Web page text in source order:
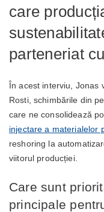
care
parteneriat
În acest interviu, Jonas
Rosti, schimbările din
care ne consolidează
injectare a materialelor
reshoring la
viitorul producției.
Care sunt
principale